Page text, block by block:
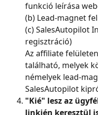
funkció leírása
(b) Lead-magnet
(c) SalesAutopilot
regisztráció)
Az affiliate
található, melyek
némelyek lead-
SalesAutopilot
"Kié" lesz az
linkjén keresztül